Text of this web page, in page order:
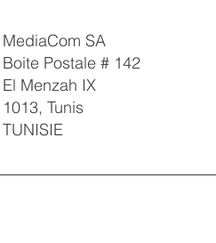
MediaCom SA
Boite Postale # 142
El Menzah IX
1013, Tunis
TUNISIE